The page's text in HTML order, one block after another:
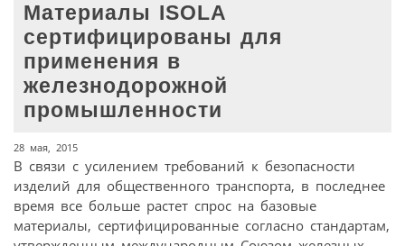
Материалы ISOLA
сертифицированы для
применения в
железнодорожной
промышленности
28 мая, 2015
В связи с усилением требований к безопасности
изделий для общественного транспорта, в последнее
время все больше растет спрос на базовые
материалы, сертифицированные согласно стандартам,